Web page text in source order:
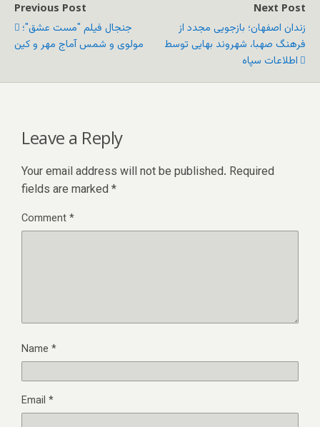
Previous Post
جنجال فیلم "مست عشق"؛
مولوی و شمس آماج مهر و کین
Next Post
زندان اصفهان؛ بازجویی مجدد از
فرهنگ صهبا، شهروند بهایی توسط
اطلاعات سپاه
Leave a Reply
Your email address will not be published. Required
fields are marked *
Comment*
Name *
Email *